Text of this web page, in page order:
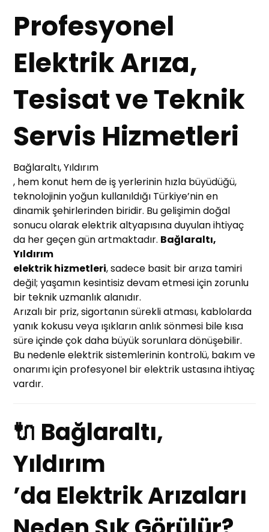
Profesyonel
Elektrik Arıza,
Tesisat ve Teknik
Servis Hizmetleri
Bağlaraltı, Yıldırım
, hem konut hem de iş yerlerinin hızla büyüdüğü,
teknolojinin yoğun kullanıldığı Türkiye’nin en
dinamik şehirlerinden biridir. Bu gelişimin doğal
sonucu olarak elektrik altyapısına duyulan ihtiyaç
da her geçen gün artmaktadır. Bağlaraltı,
Yıldırım
elektrik hizmetleri, sadece basit bir arıza tamiri
değil; yaşamın kesintisiz devam etmesi için zorunlu
bir teknik uzmanlık alanıdır.
Arızalı bir priz, sigortanın sürekli atması, kablolarda
yanık kokusu veya ışıkların anlık sönmesi bile kısa
süre içinde çok daha büyük sorunlara dönüşebilir.
Bu nedenle elektrik sistemlerinin kontrolü, bakım ve
onarımı için profesyonel bir elektrik ustasına ihtiyaç
vardır.
🔌 Bağlaraltı,
Yıldırım
’da Elektrik Arızaları